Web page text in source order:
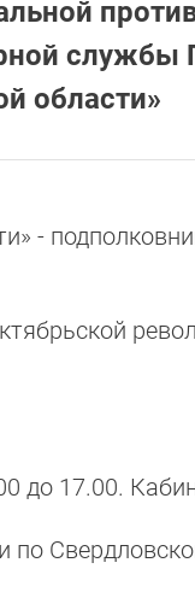
службы
области»
-
до 17.00.